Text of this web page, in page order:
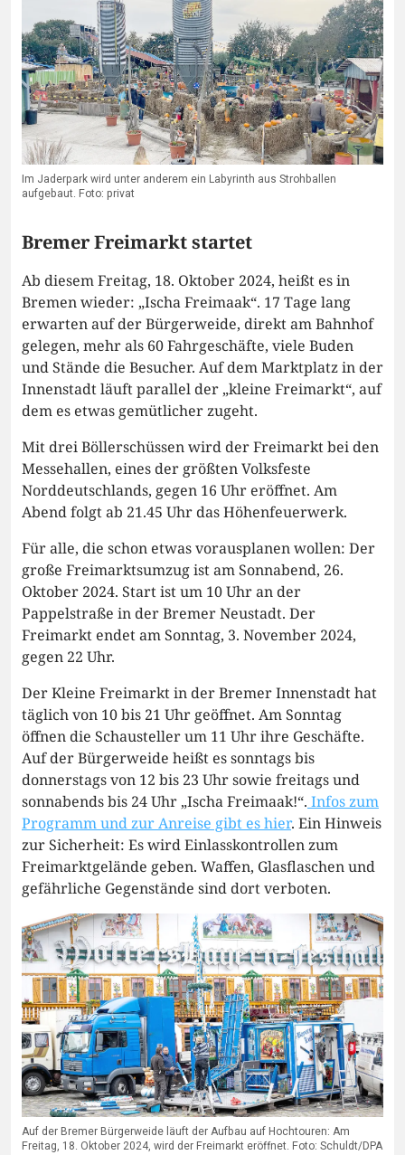
Im Jaderpark wird unter anderem ein Labyrinth aus Strohballen
aufgebaut. Foto: privat
Bremer Freimarkt startet
Ab diesem Freitag, 18. Oktober 2024, heißt es in
Bremen wieder: „Ischa Freimaak“. 17 Tage lang
erwarten auf der Bürgerweide, direkt am Bahnhof
gelegen, mehr als 60 Fahrgeschäfte, viele Buden
und Stände die Besucher. Auf dem Marktplatz in der
Innenstadt läuft parallel der „kleine Freimarkt“, auf
dem es etwas gemütlicher zugeht.
Mit drei Böllerschüssen wird der Freimarkt bei den
Messehallen, eines der größten Volksfeste
Norddeutschlands, gegen 16 Uhr eröffnet. Am
Abend folgt ab 21.45 Uhr das Höhenfeuerwerk.
Für alle, die schon etwas vorausplanen wollen: Der
große Freimarktsumzug ist am Sonnabend, 26.
Oktober 2024. Start ist um 10 Uhr an der
Pappelstraße in der Bremer Neustadt. Der
Freimarkt endet am Sonntag, 3. November 2024,
gegen 22 Uhr.
Der Kleine Freimarkt in der Bremer Innenstadt hat
täglich von 10 bis 21 Uhr geöffnet. Am Sonntag
öffnen die Schausteller um 11 Uhr ihre Geschäfte.
Auf der Bürgerweide heißt es sonntags bis
donnerstags von 12 bis 23 Uhr sowie freitags und
sonnabends bis 24 Uhr „Ischa Freimaak!“. Infos zum
Programm und zur Anreise gibt es hier. Ein Hinweis
zur Sicherheit: Es wird Einlasskontrollen zum
Freimarktgelände geben. Waffen, Glasflaschen und
gefährliche Gegenstände sind dort verboten.
Auf der Bremer Bürgerweide läuft der Aufbau auf Hochtouren: Am
Freitag, 18. Oktober 2024, wird der Freimarkt eröffnet. Foto: Schuldt/DPA